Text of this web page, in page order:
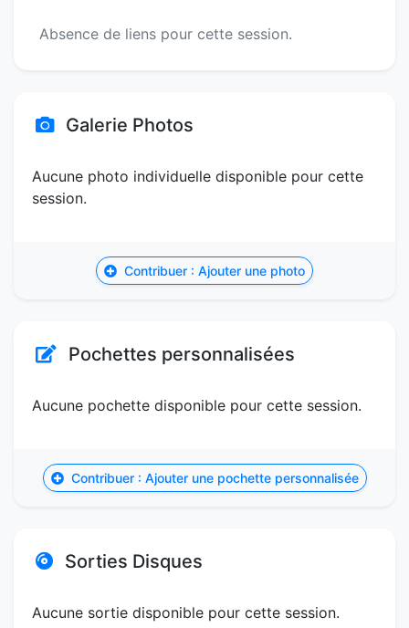
Absence de liens pour cette session.
Galerie Photos
Aucune photo individuelle disponible pour cette
session.
Contribuer : Ajouter une photo
Pochettes personnalisées
Aucune pochette disponible pour cette session.
Contribuer : Ajouter une pochette personnalisée
Sorties Disques
Aucune sortie disponible pour cette session.